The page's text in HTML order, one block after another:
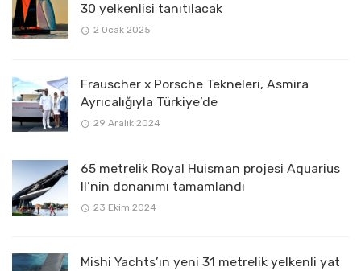
30 yelkenlisi tanıtılacak
2 Ocak 2025
Frauscher x Porsche Tekneleri, Asmira
Ayrıcalığıyla Türkiye’de
29 Aralık 2024
65 metrelik Royal Huisman projesi Aquarius
II’nin donanımı tamamlandı
23 Ekim 2024
Mishi Yachts’ın yeni 31 metrelik yelkenli yat